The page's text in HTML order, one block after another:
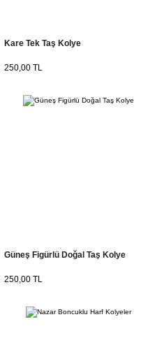
Kare Tek Taş Kolye
250,00 TL
Güneş Figürlü Doğal Taş Kolye
250,00 TL